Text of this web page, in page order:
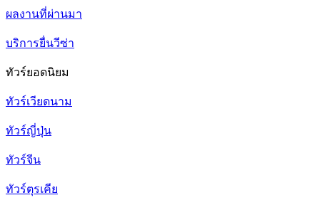
ผลงานที่ผ่านมา
บริการยื่นวีซ่า
ทัวร์ยอดนิยม
ทัวร์เวียดนาม
ทัวร์ญี่ปุ่น
ทัวร์จีน
ทัวร์ตุรเคีย